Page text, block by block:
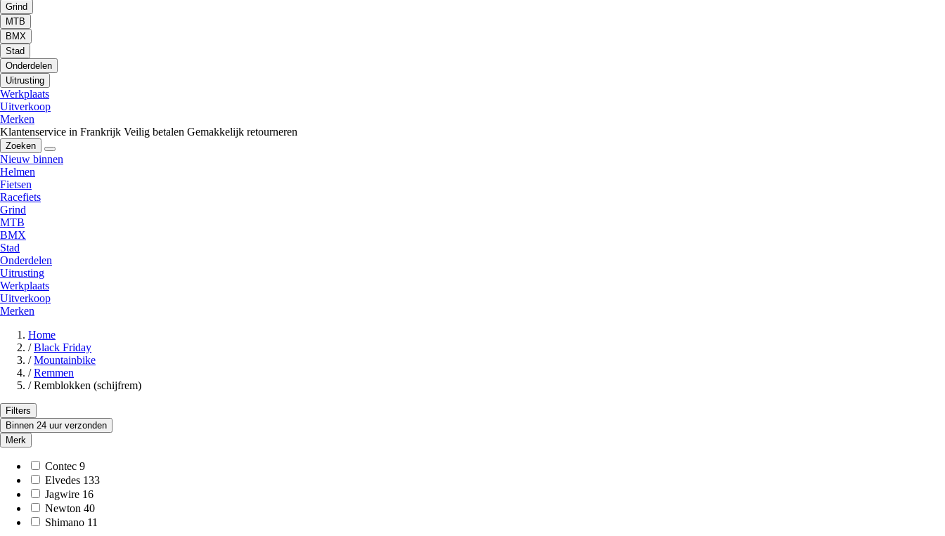
Grind
MTB
BMX
Stad
Onderdelen
Uitrusting
Werkplaats
Uitverkoop
Merken
Klantenservice in Frankrijk Veilig betalen Gemakkelijk retourneren
Zoeken
Nieuw binnen
Helmen
Fietsen
Racefiets
Grind
MTB
BMX
Stad
Onderdelen
Uitrusting
Werkplaats
Uitverkoop
Merken
Home
/ Black Friday
/ Mountainbike
/ Remmen
/ Remblokken (schijfrem)
Filters
Binnen 24 uur verzonden
Merk
Contec 9
Elvedes 133
Jagwire 16
Newton 40
Shimano 11